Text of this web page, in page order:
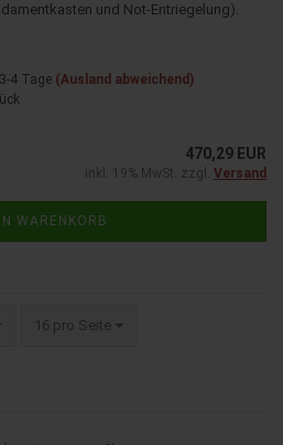
und Not-Entriegelung).
4 Tage (Ausland abweichend)
470,29 EUR
inkl. 19% MwSt. zzgl. Versand
WARENKORB
16 pro Seite
pro Seite